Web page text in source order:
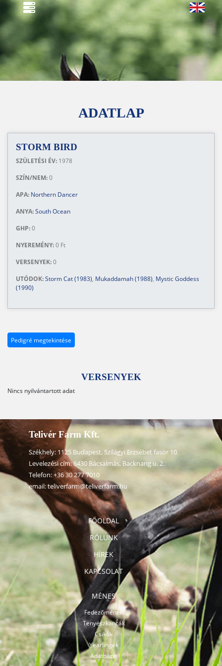
ADATLAP
STORM BIRD
SZÜLETÉSI ÉV: 1978
SZÍN/NEM:0
APA: Northern Dancer
ANYA:South Ocean
GHP:0
NYEREMÉNY:0 Ft
VERSENYEK:0
UTÓDOK:Storm Cat (1983), Mukaddamah (1988), Mystic Goddess
(1990)
Pedigré megtekintése
VERSENYEK
Nincs nyilvántartott adat
FŐOLDAL
RÓLUNK
HÍREK
KAPCSOLAT
MÉNES
Fedezőmének
Tenyészkancák
Csikók
Yearlingek
Adatbázis
Telivér Farm Kft.
Székhely: 1125 Budapest, Szilágyi Erzsébet fasor 10.
Levelezési cím: 6430 Bácsalmás, Backnang u. 2.
Telefon:+36 30 277 7010
email:teliverfarm@teliverfarm.hu